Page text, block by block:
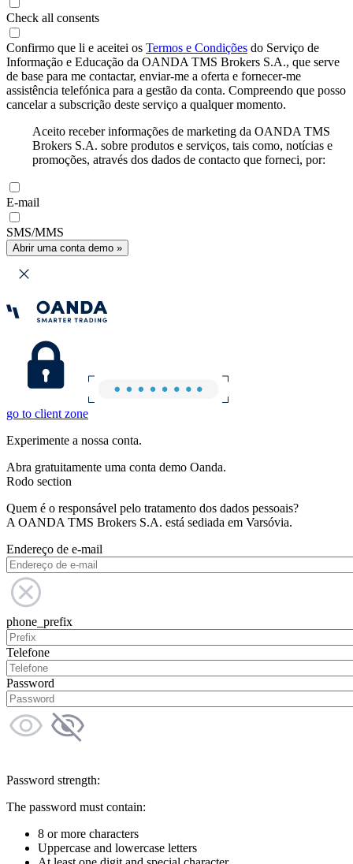
Check all consents
Confirmo que li e aceitei os Termos e Condições do Serviço de
Informação e Educação da OANDA TMS Brokers S.A., que serve
de base para me contactar, enviar-me a oferta e fornecer-me
assistência telefónica para a gestão da conta. Compreendo que posso
cancelar a subscrição deste serviço a qualquer momento.
Aceito receber informações de marketing da OANDA TMS
Brokers S.A. sobre produtos e serviços, tais como, notícias e
promoções, através dos dados de contacto que forneci, por:
E-mail
SMS/MMS
Abrir uma conta demo »
go to client zone
Experimente a nossa conta.
Abra gratuitamente uma conta demo Oanda.
Rodo section
Quem é o responsável pelo tratamento dos dados pessoais?
A OANDA TMS Brokers S.A. está sediada em Varsóvia.
Endereço de e-mail
phone_prefix
Telefone
Password
Password strength:
The password must contain:
8 or more characters
Uppercase and lowercase letters